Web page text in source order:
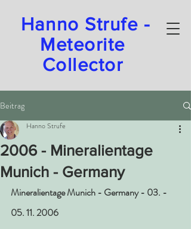
Hanno Strufe -
Meteorite
Collector
Beitrag
2006 - Mineralientage
Munich - Germany
Hanno Strufe
Mineralientage Munich - Germany - 03. -
05. 11. 2006